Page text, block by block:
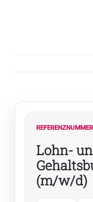
Lohn-
(m/w/d)